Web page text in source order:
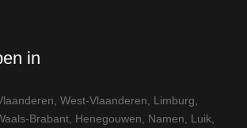
in
, West-Vlaanderen, Limburg,
Brabant, Henegouwen, Namen, Luik,